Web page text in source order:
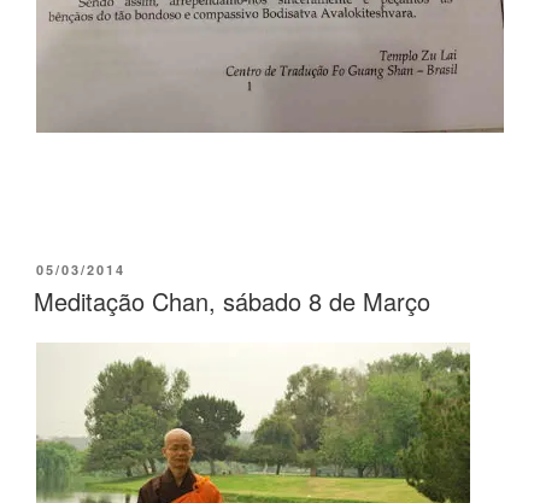
05/03/2014
Meditação Chan, sábado 8 de Março